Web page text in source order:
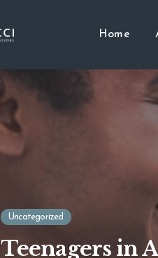
Home
Uncategorized
Teenagers in